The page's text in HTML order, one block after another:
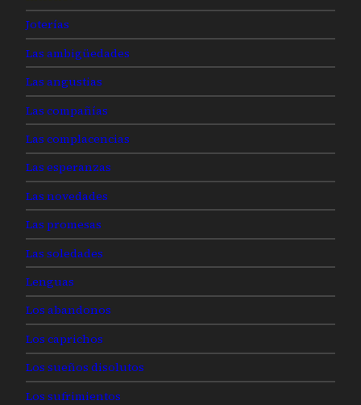
Joterías
Las ambigüedades
Las angustias
Las compañías
Las complacencias
Las esperanzas
Las novedades
Las promesas
Las soledades
Lenguas
Los abandonos
Los caprichos
Los sueños disolutos
Los sufrimientos